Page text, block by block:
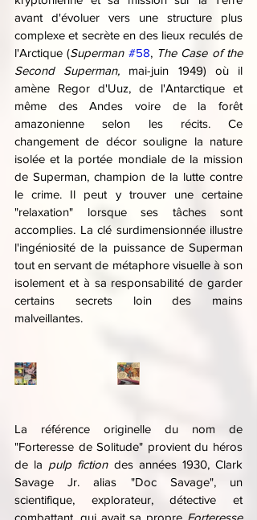
avant d'évoluer vers une structure plus
complexe et secrète en des lieux reculés de
l'Arctique (Superman #58, The Case of the
Second Superman, mai-juin 1949) où il
amène Regor d'Uuz, de l'Antarctique et
même des Andes voire de la forêt
amazonienne selon les récits. Ce
changement de décor souligne la nature
isolée et la portée mondiale de la mission
de Superman, champion de la lutte contre
le crime. Il peut y trouver une certaine
"relaxation" lorsque ses tâches sont
accomplies. La clé surdimensionnée illustre
l'ingéniosité de la puissance de Superman
tout en servant de métaphore visuelle à son
isolement et à sa responsabilité de garder
certains secrets loin des mains
malveillantes.
La référence originelle du nom de
"Forteresse de Solitude" provient du héros
de la pulp fiction des années 1930, Clark
Savage Jr. alias "Doc Savage", un
scientifique, explorateur, détective et
combattant, qui avait sa propre Forteresse